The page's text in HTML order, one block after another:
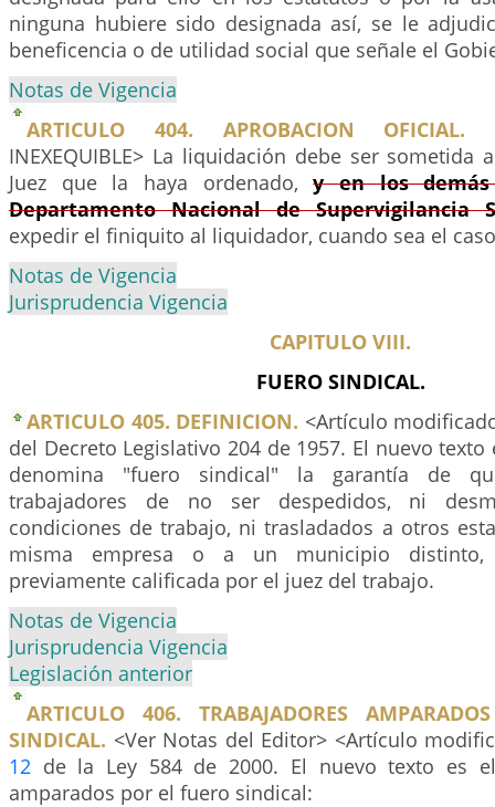
ninguna hubiere sido designada así, se le
beneficencia o de utilidad social que señale el
Notas de Vigencia
ARTICULO 404. APROBACION OFICIAL.
INEXEQUIBLE> La liquidación debe ser sometida
Juez que la haya ordenado,y en los
Departamento Nacional de Supervigilancia
expedir el finiquito al liquidador, cuando sea el
Notas de Vigencia
Jurisprudencia Vigencia
CAPITULO VIII.
FUERO SINDICAL.
ARTICULO 405. DEFINICION. <Artículo
del Decreto Legislativo 204 de 1957. El nuevo texto
denomina "fuero sindical" la garantía de
trabajadores de no ser despedidos, ni
condiciones de trabajo, ni trasladados a otros
misma empresa o a un municipio
previamente calificada por el juez del trabajo.
Notas de Vigencia
Jurisprudencia Vigencia
Legislación anterior
ARTICULO 406. TRABAJADORES
SINDICAL. <Ver Notas del Editor> <Artículo
12 de la Ley 584 de 2000. El nuevo texto es
amparados por el fuero sindical: